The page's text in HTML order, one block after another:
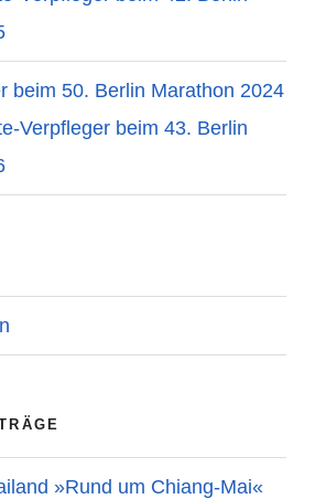
beim 50. Berlin Marathon 2024
Verpfleger beim 43. Berlin
»Rund um Chiang-Mai«